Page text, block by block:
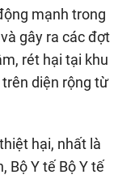
mạnh trong
gây ra các đợt
rét hại tại khu
diện rộng từ
hại, nhất là
Bộ Y tế Bộ Y tế